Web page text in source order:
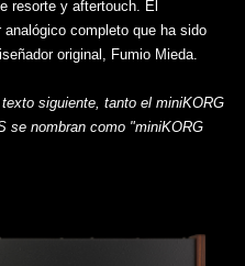
resorte y aftertouch. El
completo que ha sido
original, Fumio Mieda.
siguiente, tanto el miniKORG
se nombran como "miniKORG